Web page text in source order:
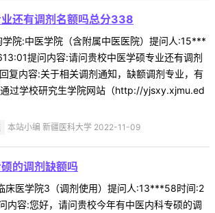
还有调剂名额吗总分338
院:中医学院（含附属中医医院）提问人:15***
提问内容:请问贵校中医学硕专业还有调剂
复内容:关于相关调剂通知，缺额调剂专业，有
过学校研究生学院网站（http://yjsxy.xjmu.ed
本站小编 新疆医科大学 2022-11-09
的调剂缺额吗
床医学院3（调剂使用）提问人:13***58时间:2
容:您好，请问贵校今年有中医内科专硕的调